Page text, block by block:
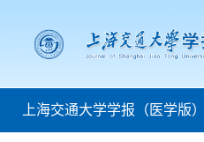
上海交通大学学报（医学版）